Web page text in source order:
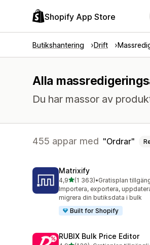
Shopify App Store
Butikshantering Drift
Alla
Du har massor av
455 appar med Ordrar
Matrixify
4,9av 5 stjärnor
(1 363)
1363 recensioner totalt
•Gratisplan
Importera, exportera,
migrera din butiksdata i bulk
Built for Shopify
RUBIX Bulk Price Editor